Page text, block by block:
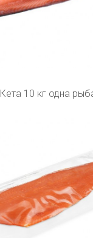
Кета 10 кг одна